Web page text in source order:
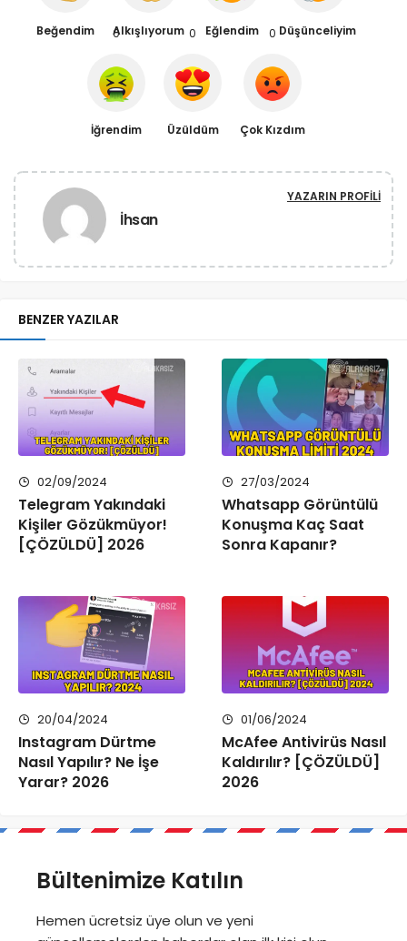
Beğendim Alkışlıyorum Eğlendim Düşünceliyim
0
İğrendim
0
Üzüldüm
0
Çok Kızdım
İhsan
YAZARIN PROFILI
BENZER YAZILAR
02/09/2024
Telegram Yakındaki
Kişiler Gözükmüyor!
[ÇÖZÜLDÜ] 2026
27/03/2024
Whatsapp Görüntülü
Konuşma Kaç Saat
Sonra Kapanır?
20/04/2024
Instagram Dürtme
Nasıl Yapılır? Ne İşe
Yarar? 2026
01/06/2024
McAfee Antivirüs Nasıl
Kaldırılır? [ÇÖZÜLDÜ]
2026
Bültenimize Katılın
Hemen ücretsiz üye olun ve yeni